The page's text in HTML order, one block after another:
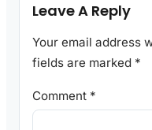
Leave A Reply
Your email address
fields are marked *
Comment *